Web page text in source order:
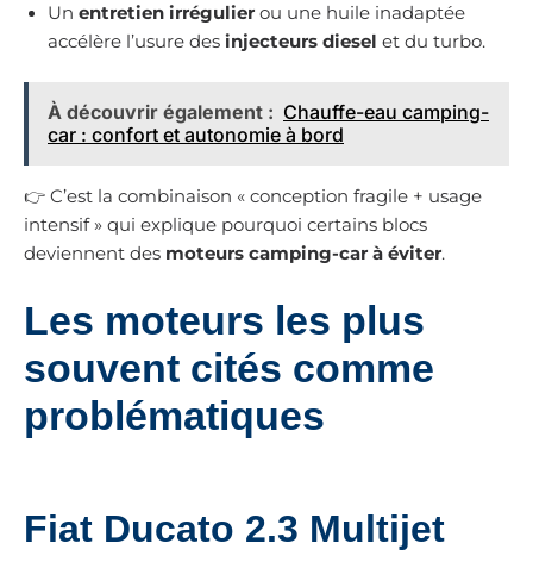
Un entretien irrégulier ou une huile inadaptée
accélère l’usure des injecteurs diesel et du turbo.
À découvrir également : Chauffe-eau camping-
car : confort et autonomie à bord
👉 C’est la combinaison « conception fragile + usage
intensif » qui explique pourquoi certains blocs
deviennent des moteurs camping-car à éviter.
Les moteurs les plus
souvent cités comme
problématiques
Fiat Ducato 2.3 Multijet